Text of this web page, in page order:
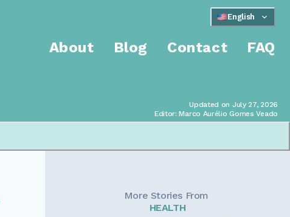
English
Updated on July 27, 2026
Editor: Marco Aurélio Gomes Veado
About Blog Contact FAQ
More Stories From
HEALTH